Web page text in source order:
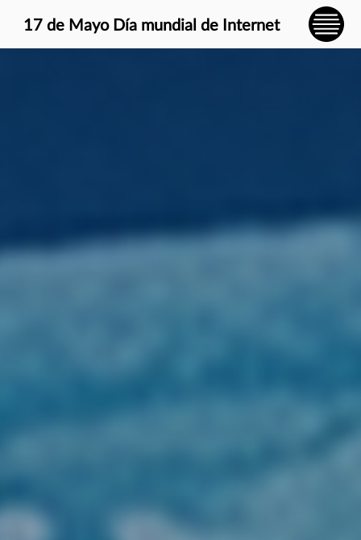
17 de Mayo Día mundial de Internet